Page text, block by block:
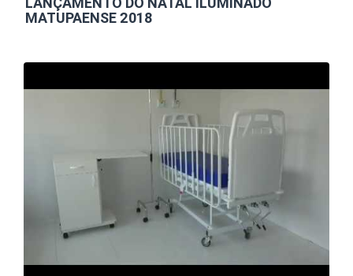
MATUPAENSE 2018